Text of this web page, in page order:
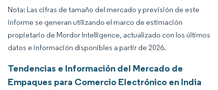
Nota: Las cifras de tamaño del mercado y previsión de este
informe se generan utilizando el marco de estimación
propietario de Mordor Intelligence, actualizado con los últimos
datos e información disponibles a partir de 2026.
Tendencias e Información del Mercado de
Empaques para Comercio Electrónico en India